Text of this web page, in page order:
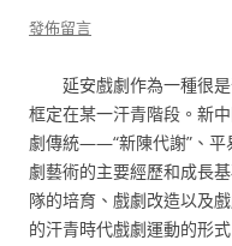
發佈留言
延安戲劇作為一種很
框定在某一汗青階段。新
劇傳統——“新陳代謝”、
劇藝術的主要經歷和成長
隊的培育、戲劇改造以及
的汗青時代戲劇運動的形